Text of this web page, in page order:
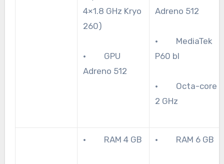
4×1.8 GHz Kryo
260)
· GPU
Adreno 512
Adreno 512
· MediaTek
P60 bl
· Octa-core
2 GHz
· RAM 4 GB · RAM 6 GB